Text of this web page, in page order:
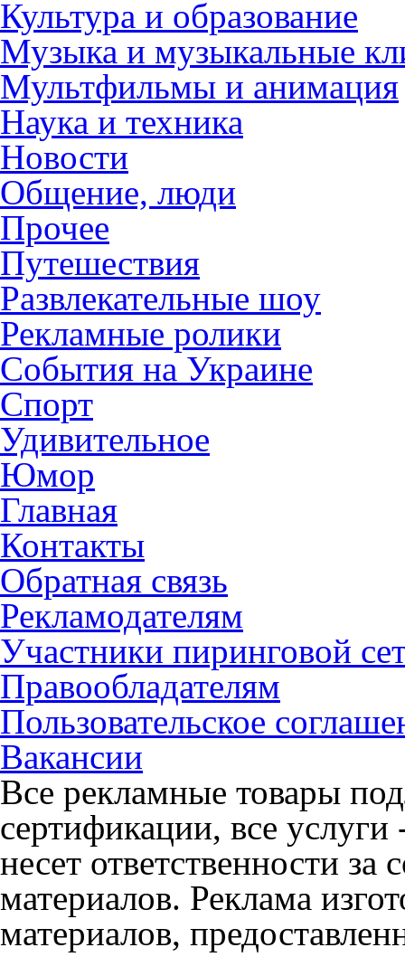
Культура и образование
Музыка и музыкальные
Мультфильмы и анимация
Наука и техника
Новости
Общение, люди
Прочее
Путешествия
Развлекательные шоу
Рекламные ролики
События на Украине
Спорт
Удивительное
Юмор
Главная
Контакты
Обратная связь
Рекламодателям
Участники пиринговой
Правообладателям
Пользовательское
Вакансии
Все рекламные товары
сертификации, все
несет ответственности
материалов. Реклама
материалов,